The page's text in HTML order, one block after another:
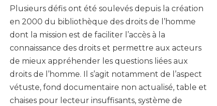
Plusieurs défis ont été soulevés depuis la création
en 2000 du bibliothèque des droits de l’homme
dont la mission est de faciliter l’accès à la
connaissance des droits et permettre aux acteurs
de mieux appréhender les questions liées aux
droits de l’homme. Il s’agit notamment de l’aspect
vétuste, fond documentaire non actualisé, table et
chaises pour lecteur insuffisants, système de